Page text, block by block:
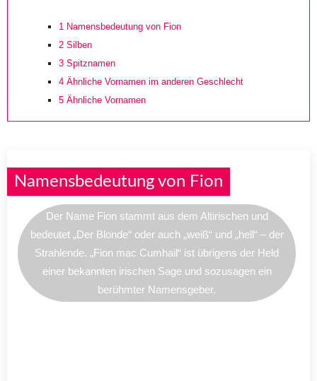
1 Namensbedeutung von Fion
2 Silben
3 Spitznamen
4 Ähnliche Vornamen im anderen Geschlecht
5 Ähnliche Vornamen
Namensbedeutung von Fion
Der Name Fion stammt aus dem Altirischen und
bedeutet „Der Blonde“ oder auch „weiß“ und „hell“ – der
Strahlende. „Fion mac Cumhail“ ist übrigens der Held
einer bekannten irischen Sage und sozusagen ein
berühmter Namensgeber.